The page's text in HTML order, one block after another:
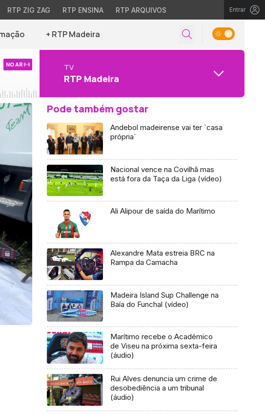
RTP ZIG ZAG RTP ENSINA RTP ARQUIVOS Entrar
+ RTP Madeira
NO AR TV
RTP Madeira
Pode também gostar
Andebol madeirense vai ter `casa
própria`
Nacional vence na Covilhã mas
está fora da Taça da Liga (vídeo)
Ali Alipour de saída do Marítimo
Alexandre Mata estreia BRC na
Rampa da Camacha
Madeira Island Sup Challenge na
Baía do Funchal (vídeo)
Marítimo recebe o Académico
de Viseu na próxima sexta-feira
(áudio)
Rui Alves denuncia um crime de
desobediência a um tribunal
(áudio)